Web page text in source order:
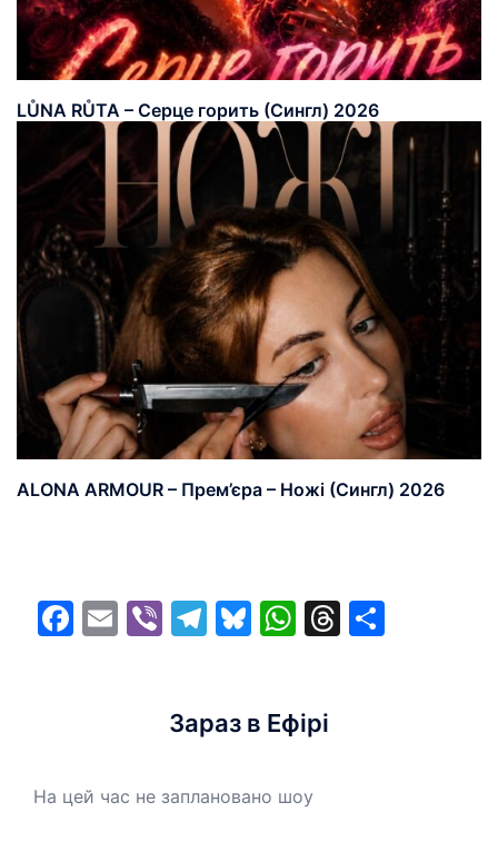
LŮNA RŮTA – Серце горить (Сингл) 2026
ALONA ARMOUR – Прем’єра – Ножі (Сингл) 2026
Facebook
EmailViberTelegram
Bluesky
WhatsApp
Threads
Зараз в Ефірі
На цей час не заплановано шоу